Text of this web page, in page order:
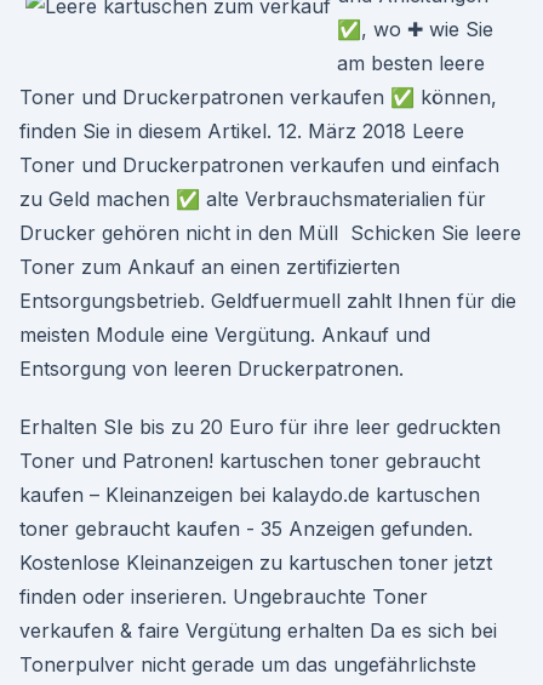
✅, wo ✚ wie Sie
am besten leere
Toner und Druckerpatronen verkaufen ✅ können,
finden Sie in diesem Artikel. 12. März 2018 Leere
Toner und Druckerpatronen verkaufen und einfach
zu Geld machen ✅ alte Verbrauchsmaterialien für
Drucker gehören nicht in den Müll Schicken Sie leere
Toner zum Ankauf an einen zertifizierten
Entsorgungsbetrieb. Geldfuermuell zahlt Ihnen für die
meisten Module eine Vergütung. Ankauf und
Entsorgung von leeren Druckerpatronen.
Erhalten SIe bis zu 20 Euro für ihre leer gedruckten
Toner und Patronen! kartuschen toner gebraucht
kaufen – Kleinanzeigen bei kalaydo.de kartuschen
toner gebraucht kaufen - 35 Anzeigen gefunden.
Kostenlose Kleinanzeigen zu kartuschen toner jetzt
finden oder inserieren. Ungebrauchte Toner
verkaufen & faire Vergütung erhalten Da es sich bei
Tonerpulver nicht gerade um das ungefährlichste